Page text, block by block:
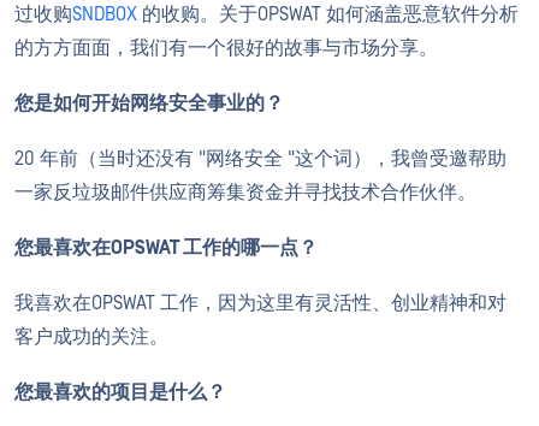
过收购SNDBOX 的收购。关于OPSWAT 如何涵盖恶意软件分析
的方方面面，我们有一个很好的故事与市场分享。
您是如何开始网络安全事业的？
20 年前（当时还没有 "网络安全 "这个词），我曾受邀帮助
一家反垃圾邮件供应商筹集资金并寻找技术合作伙伴。
您最喜欢在OPSWAT 工作的哪一点？
我喜欢在OPSWAT 工作，因为这里有灵活性、创业精神和对
客户成功的关注。
您最喜欢的项目是什么？